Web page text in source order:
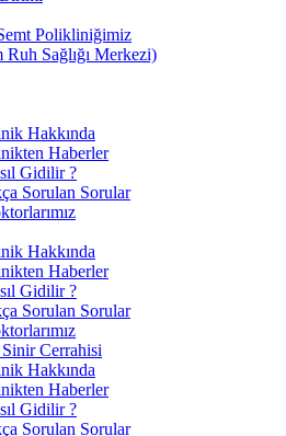
Polikliniğimiz
Sağlığı Merkezi)
Hakkında
Haberler
Gidilir ?
Sorulan Sorular
Hakkında
Haberler
Gidilir ?
Sorulan Sorular
Cerrahisi
Hakkında
Haberler
Gidilir ?
Sorulan Sorular